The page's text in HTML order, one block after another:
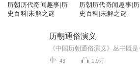
历朝历代奇闻趣事|历
史百科|未解之谜
历朝历代奇闻趣事|历
史百科|未解之谜
历朝通俗演义
43 1.9万